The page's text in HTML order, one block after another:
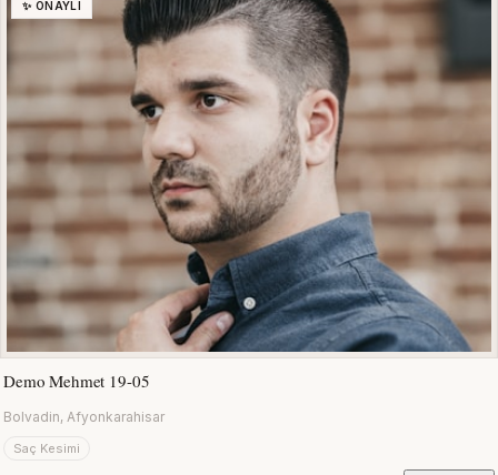
✨ ONAYLI
Demo Mehmet 19-05
Bolvadin, Afyonkarahisar
Saç Kesimi